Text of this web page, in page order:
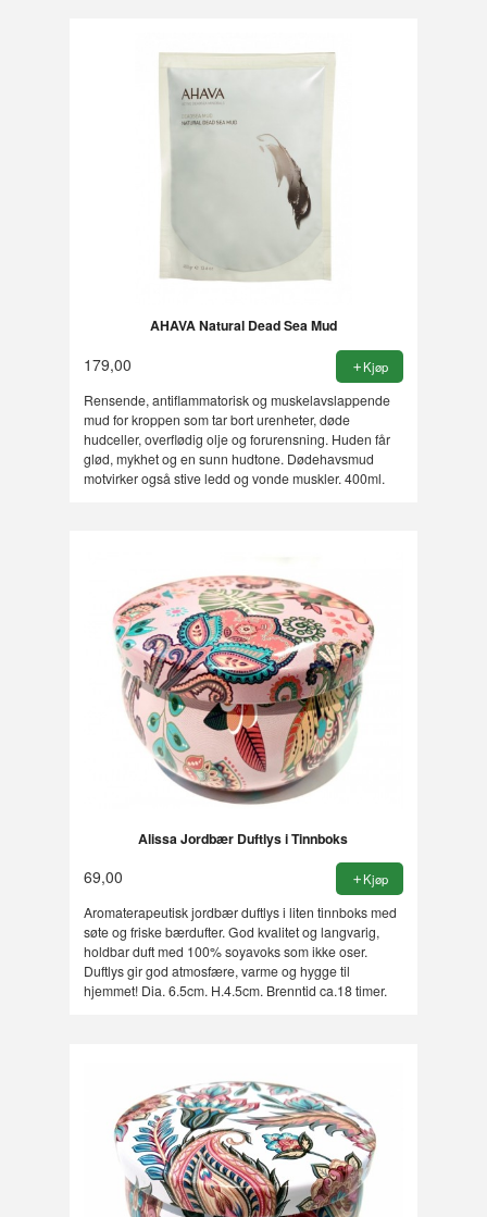
AHAVA Natural Dead Sea Mud
179,00 Kjøp
Rensende, antiflammatorisk og muskelavslappende
mud for kroppen som tar bort urenheter, døde
hudceller, overflødig olje og forurensning. Huden får
glød, mykhet og en sunn hudtone. Dødehavsmud
motvirker også stive ledd og vonde muskler. 400ml.
Alissa Jordbær Duftlys i Tinnboks
69,00 Kjøp
Aromaterapeutisk jordbær duftlys i liten tinnboks med
søte og friske bærdufter. God kvalitet og langvarig,
holdbar duft med 100% soyavoks som ikke oser.
Duftlys gir god atmosfære, varme og hygge til
hjemmet! Dia. 6.5cm. H.4.5cm. Brenntid ca.18 timer.